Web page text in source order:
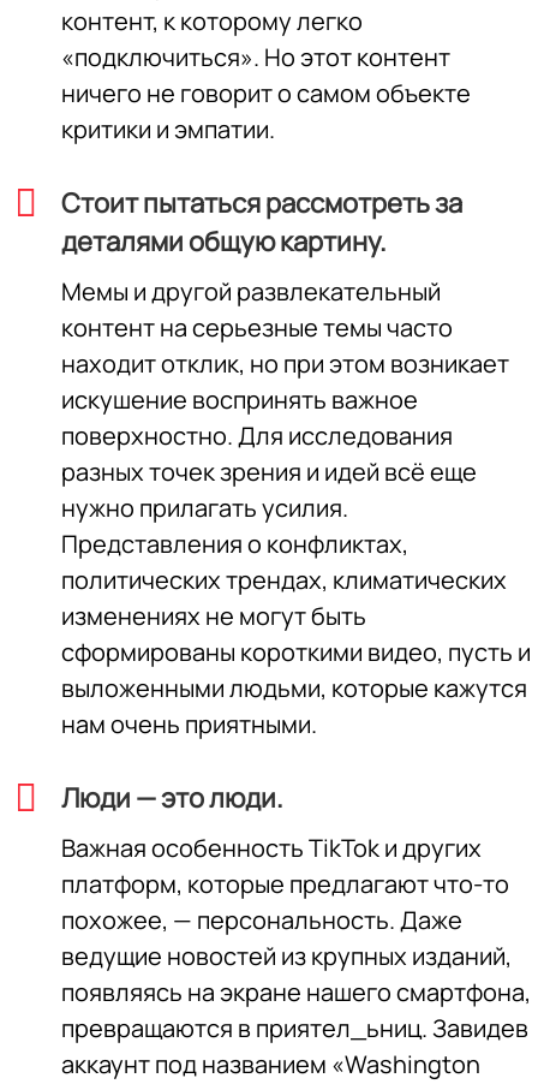
контент, к которому легко
«подключиться». Но этот контент
ничего не говорит о самом объекте
критики и эмпатии.
Стоит пытаться рассмотреть за
деталями общую картину.
Мемы и другой развлекательный
контент на серьезные темы часто
находит отклик, но при этом возникает
искушение воспринять важное
поверхностно. Для исследования
разных точек зрения и идей всё еще
нужно прилагать усилия.
Представления о конфликтах,
политических трендах, климатических
изменениях не могут быть
сформированы короткими видео, пусть и
выложенными людьми, которые кажутся
нам очень приятными.
Люди — это люди.
Важная особенность TikTok и других
платформ, которые предлагают что-то
похожее, — персональность. Даже
ведущие новостей из крупных изданий,
появляясь на экране нашего смартфона,
превращаются в приятел_ьниц. Завидев
аккаунт под названием «Washington